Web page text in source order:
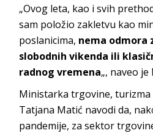
„Ovog leta, kao i svih
sam položio zakletvu kao
poslanicima, nema odmora
slobodnih vikenda ili
radnog vremena„, naveo
Ministarka trgovine, turizma
Tatjana Matić navodi da,
pandemije, za sektor